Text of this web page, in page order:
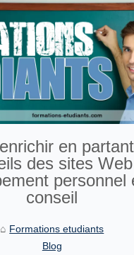
en
des sites
personnel
conseil
Formations etudiants
Blog